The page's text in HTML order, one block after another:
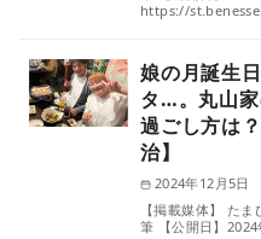
https://
娘の月誕生
タ…。丸山
過ごし方は
治】
2024年12月5日
【掲載媒体】 た
筆 【公開日】2024